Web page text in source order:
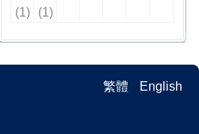
(1)
(1)
繁體 English